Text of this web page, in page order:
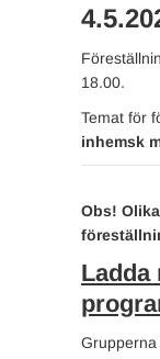
18.00.
Temat för
inhemsk
Obs!
Ladda